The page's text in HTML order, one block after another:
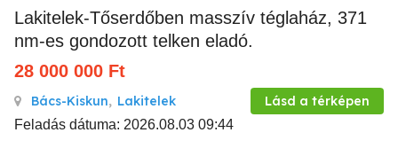
Lakitelek-Tőserdőben masszív téglaház, 371
nm-es gondozott telken eladó.
28 000 000 Ft
Bács-Kiskun, Lakitelek Lásd a térképen
Feladás dátuma: 2026.08.03 09:44